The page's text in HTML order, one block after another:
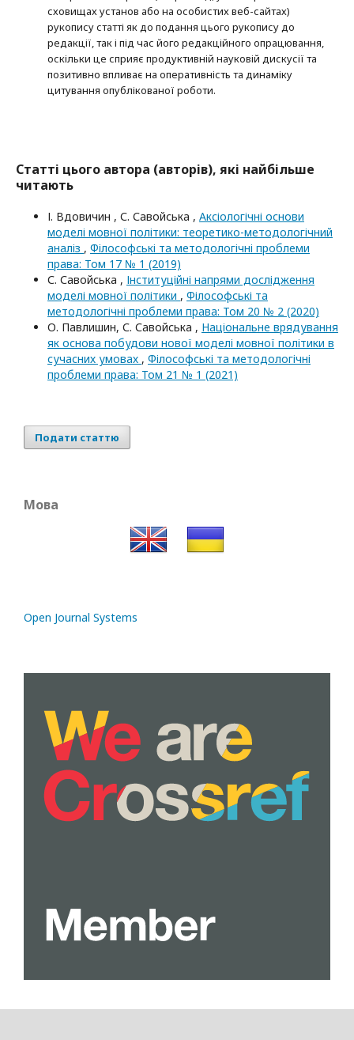
сховищах установ або на особистих веб-сайтах)
рукопису статті як до подання цього рукопису до
редакції, так і під час його редакційного опрацювання,
оскільки це сприяє продуктивній науковій дискусії та
позитивно впливає на оперативність та динаміку
цитування опублікованої роботи.
Статті цього автора (авторів), які найбільше
читають
І. Вдовичин , С. Савойська , Аксіологічні основи
моделі мовної політики: теоретико-методологічний
аналіз , Філософські та методологічні проблеми
права: Том 17 № 1 (2019)
С. Савойська , Інституційні напрями дослідження
моделі мовної політики , Філософські та
методологічні проблеми права: Том 20 № 2 (2020)
О. Павлишин, С. Савойська , Національне врядування
як основа побудови нової моделі мовної політики в
сучасних умовах , Філософські та методологічні
проблеми права: Том 21 № 1 (2021)
Подати статтю
Мова
Open Journal Systems